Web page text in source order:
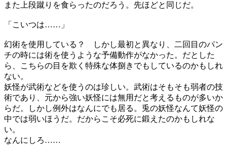
また上段蹴りを食らったのだろう。先ほどと同じだ。
「こいつは……」
幻術を使用している？ しかし最初と異なり、二回目のパン
チの時には術を使うような予備動作がなかった。だとした
ら、こちらの目を欺く特殊な体捌きでもしているのかもしれ
ない。
妖怪が武術などを使うのは珍しい。武術はそもそも弱者の技
術であり、元から強い妖怪には無用だと考えるものが多いか
らだ。しかし例外はなんにでも居る。兎の妖怪なんて妖怪の
中では弱いほうだ。だからこそ必死に鍛えたのかもしれな
い。
なんにしろ……